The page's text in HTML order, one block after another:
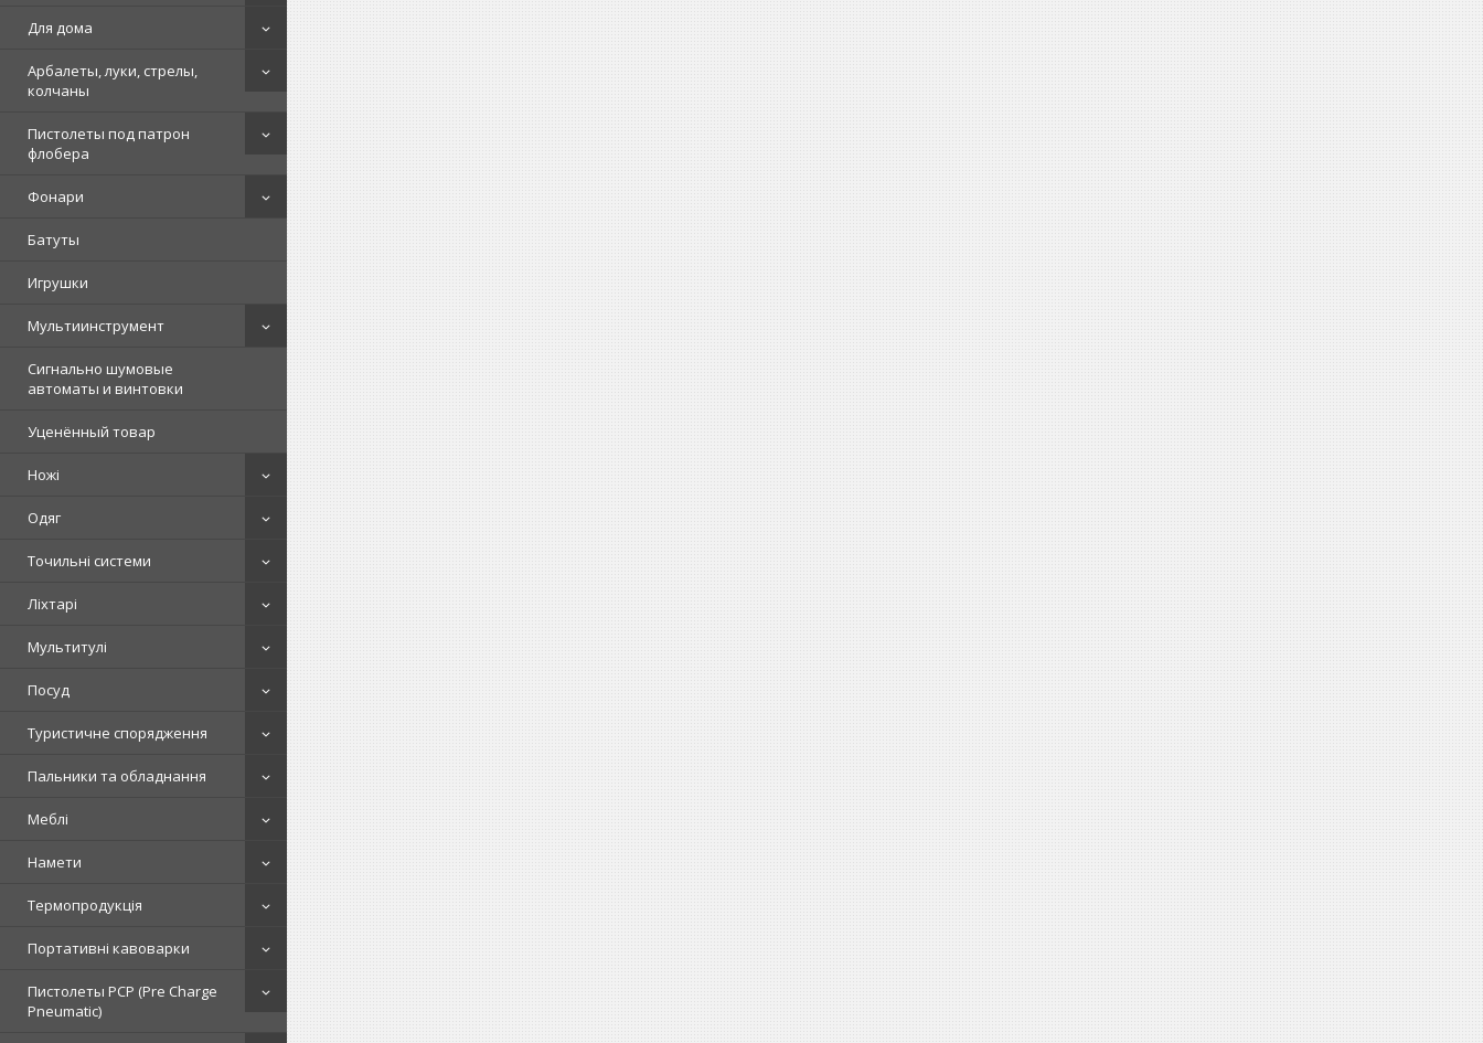
Для дома
Арбалеты, луки, стрелы,
колчаны
Пистолеты под патрон
флобера
Фонари
Батуты
Игрушки
Мультиинструмент
Сигнально шумовые
автоматы и винтовки
Уценённый товар
Ножі
Одяг
Точильні системи
Ліхтарі
Мультитулі
Посуд
Туристичне спорядження
Пальники та обладнання
Меблі
Намети
Термопродукція
Портативні кавоварки
Пистолеты PCP (Pre Charge
Pneumatic)